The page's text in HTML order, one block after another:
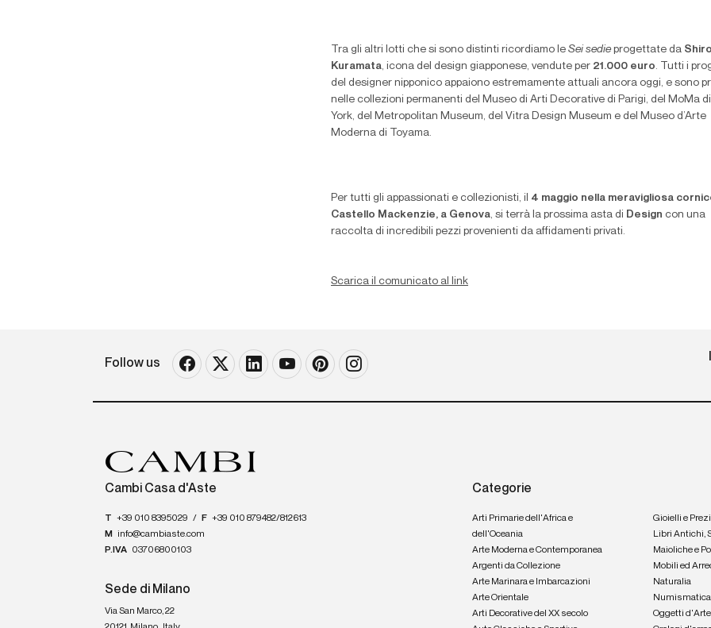
Tra gli altri lotti che si sono distinti ricordiamo le Sei sedieprogettate da
Kuramata, icona del design giapponese, vendute per 21.000 euro. Tutti i
del designer nipponico appaiono estremamente attuali ancora oggi, e sono
nelle collezioni permanenti del Museo di Arti Decorative di Parigi, del MoMa
York, del Metropolitan Museum, del Vitra Design Museum e del Museo d’Arte
Moderna di Toyama.
Per tutti gli appassionati e collezionisti, il 4 maggio nella meravigliosa
Castello Mackenzie, a Genova, si terrà la prossima asta di Design con una
raccolta di incredibili pezzi provenienti da affidamenti privati.
Scarica il comunicato al link
Follow us
Cambi Casa d'Aste
T +39 010 8395029 / F +39 010 879482/812613
M
info@cambiaste.com
P.IVA 03706800103
Sede di Milano
Via San Marco, 22
Categorie
Arti Primarie dell'Africa e
dell'Oceania
Arte Moderna e Contemporanea
Argenti da Collezione
Arte Marinara e Imbarcazioni
Arte Orientale
Arti Decorative del XX secolo
Gioielli e
Libri Antichi,
Maioliche e
Mobili ed
Naturalia
Numismatica
Oggetti d'Arte